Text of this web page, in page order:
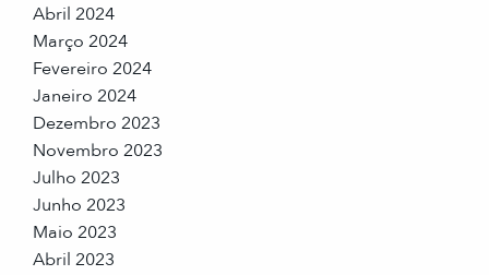
Abril 2024
Março 2024
Fevereiro 2024
Janeiro 2024
Dezembro 2023
Novembro 2023
Julho 2023
Junho 2023
Maio 2023
Abril 2023